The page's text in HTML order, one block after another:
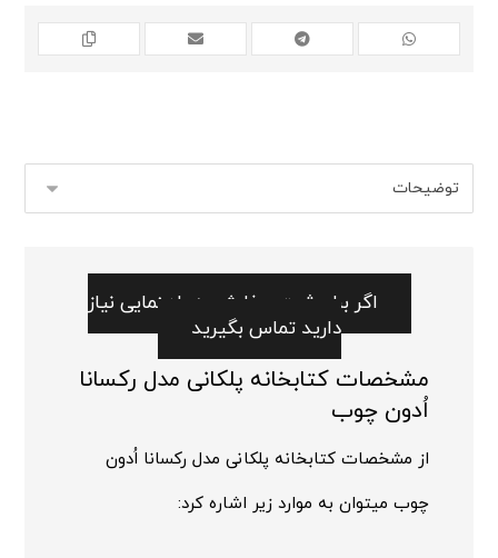
اگر برای ثبت سفارش به راهنمایی نیاز
دارید تماس بگیرید
مشخصات کتابخانه پلکانی مدل رکسانا
اُدون چوب
از مشخصات کتابخانه پلکانی مدل رکسانا اُدون
چوب میتوان به موارد زیر اشاره کرد: